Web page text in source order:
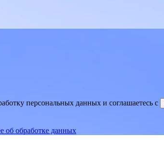
персональных данных и соглашаетесь c
об обработке данных